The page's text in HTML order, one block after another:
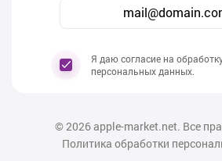
Я даю согласие на
персональных данных.
© 2026apple-market.net. Все
Политика обработки